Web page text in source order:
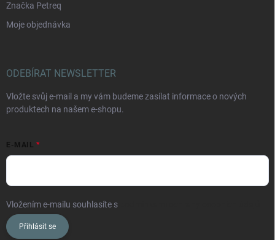
Značka Petreq
Moje objednávka
ODEBÍRAT NEWSLETTER
Vložte svůj e-mail a my vám budeme zasílat informace o nových
produktech na našem e-shopu.
E-MAIL
Vložením e-mailu souhlasíte s
Přihlásit se